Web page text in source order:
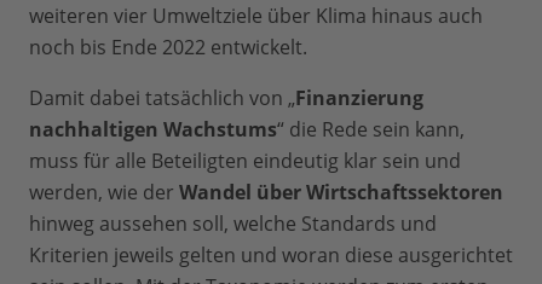
weiteren vier Umweltziele über Klima hinaus auch
noch bis Ende 2022 entwickelt.
Damit dabei tatsächlich von „Finanzierung
nachhaltigen Wachstums“ die Rede sein kann,
muss für alle Beteiligten eindeutig klar sein und
werden, wie der Wandel über Wirtschaftssektoren
hinweg aussehen soll, welche Standards und
Kriterien jeweils gelten und woran diese ausgerichtet